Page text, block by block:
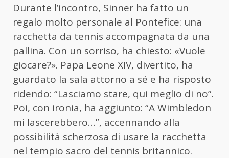
Durante l’incontro, Sinner ha fatto un
regalo molto personale al Pontefice: una
racchetta da tennis accompagnata da una
pallina. Con un sorriso, ha chiesto: «Vuole
giocare?». Papa Leone XIV, divertito, ha
guardato la sala attorno a sé e ha risposto
ridendo: “Lasciamo stare, qui meglio di no”.
Poi, con ironia, ha aggiunto: “A Wimbledon
mi lascerebbero…”, accennando alla
possibilità scherzosa di usare la racchetta
nel tempio sacro del tennis britannico.